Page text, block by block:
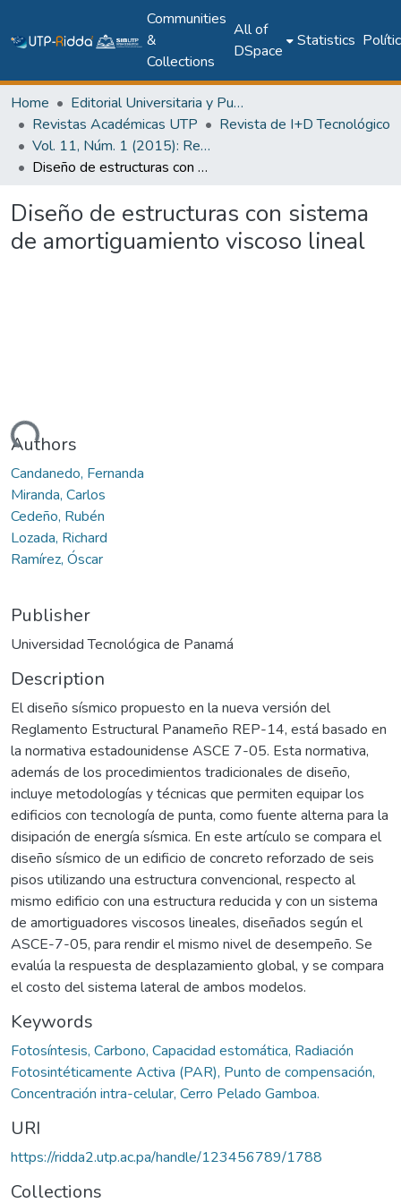
Communities
&
Collections
All of
DSpace
Statistics
Home
Editorial Universitaria y Publicaciones Seriadas
Revistas Académicas UTP
Revista de I+D Tecnológico
Vol. 11, Núm. 1 (2015): Revista I+D Tecnológico
Diseño de estructuras con sistema de amortiguamiento viscoso lineal
Diseño de estructuras con sistema
de amortiguamiento viscoso lineal
Authors
Candanedo, Fernanda
Miranda, Carlos
Cedeño, Rubén
Lozada, Richard
Ramírez, Óscar
Publisher
Universidad Tecnológica de Panamá
Description
El diseño sísmico propuesto en la nueva versión del
Reglamento Estructural Panameño REP-14, está basado en
la normativa estadounidense ASCE 7-05. Esta normativa,
además de los procedimientos tradicionales de diseño,
incluye metodologías y técnicas que permiten equipar los
edificios con tecnología de punta, como fuente alterna para la
disipación de energía sísmica. En este artículo se compara el
diseño sísmico de un edificio de concreto reforzado de seis
pisos utilizando una estructura convencional, respecto al
mismo edificio con una estructura reducida y con un sistema
de amortiguadores viscosos lineales, diseñados según el
ASCE-7-05, para rendir el mismo nivel de desempeño. Se
evalúa la respuesta de desplazamiento global, y se compara
el costo del sistema lateral de ambos modelos.
Keywords
Fotosíntesis, Carbono, Capacidad estomática, Radiación
Fotosintéticamente Activa (PAR), Punto de compensación,
Concentración intra-celular, Cerro Pelado Gamboa.
URI
https://ridda2.utp.ac.pa/handle/123456789/1788
Collections